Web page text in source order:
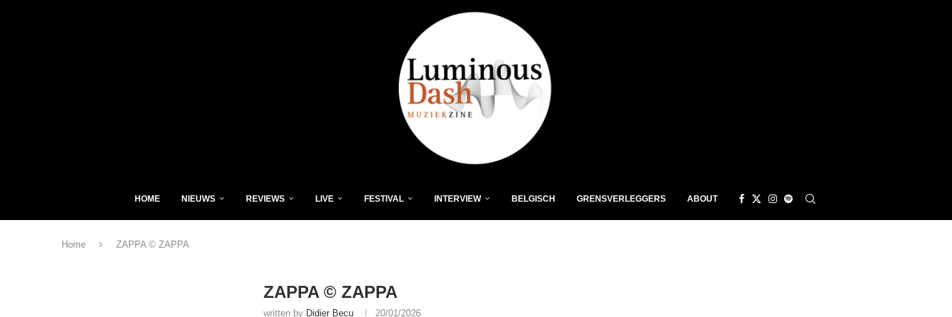
HOME NIEUWS REVIEWS LIVE FESTIVAL INTERVIEW BELGISCH GRENSVERLEGGERS ABOUT
Home ZAPPA © ZAPPA
ZAPPA © ZAPPA
written by Didier Becu 20/01/2026